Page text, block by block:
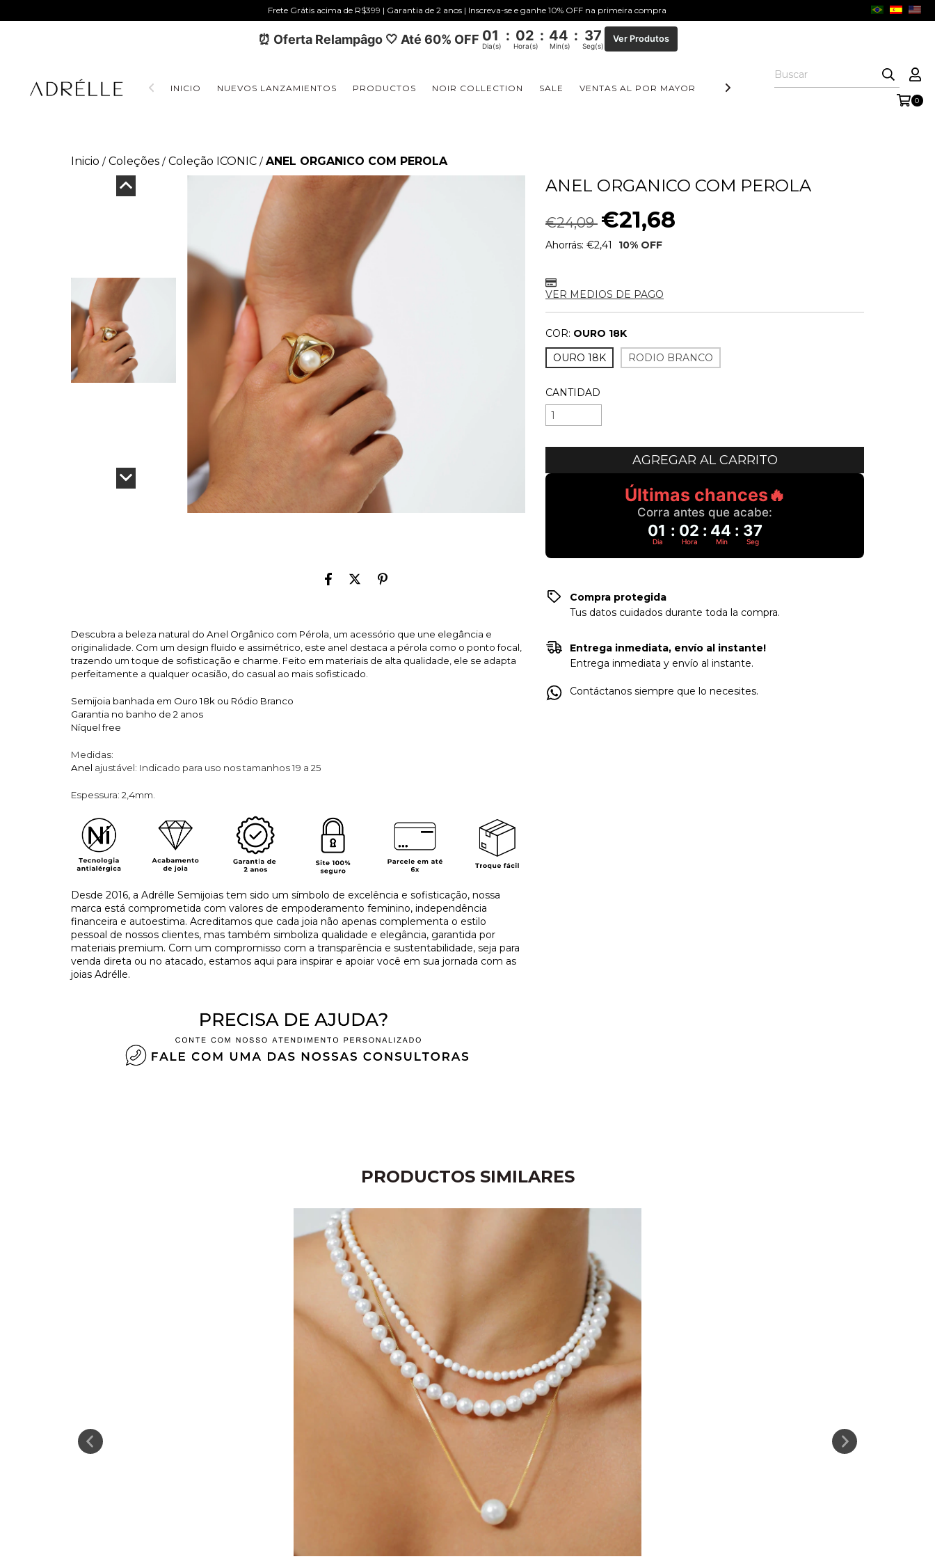
Frete Grátis acima de R$399 | Garantia de 2 anos | Inscreva-se e ganhe 10% OFF na primeira compra
⏰ Oferta Relampâgo 🤍 Até 60% OFF 01 : 02 : 44 : 36
Dia(s) Hora(s) Min(s) Seg(s)
Ver Produtos
INICIO NUEVOS LANZAMIENTOS PRODUCTOS NOIR COLLECTION SALE VENTAS AL POR MAYOR DIA DOS PAIS COLEÇÃO AURORA
0
Inicio / Coleções / Coleção ICONIC / ANEL ORGANICO COM PEROLA
Descubra a beleza natural do Anel Orgânico com Pérola, um acessório que une elegância e
originalidade. Com um design fluido e assimétrico, este anel destaca a pérola como o ponto focal,
trazendo um toque de sofisticação e charme. Feito em materiais de alta qualidade, ele se adapta
perfeitamente a qualquer ocasião, do casual ao mais sofisticado.
Semijoia banhada em Ouro 18k ou Ródio Branco
Garantia no banho de 2 anos
Níquel free
Medidas:
Anel ajustável: Indicado para uso nos tamanhos 19 a 25
Espessura: 2,4mm.
Desde 2016, a Adrélle Semijoias tem sido um símbolo de excelência e sofisticação, nossa
marca está comprometida com valores de empoderamento feminino, independência
financeira e autoestima. Acreditamos que cada joia não apenas complementa o estilo
pessoal de nossos clientes, mas também simboliza qualidade e elegância, garantida por
materiais premium. Com um compromisso com a transparência e sustentabilidade, seja para
venda direta ou no atacado, estamos aqui para inspirar e apoiar você em sua jornada com as
joias Adrélle.
ANEL ORGANICO COM PEROLA
€24,09 €21,68
Ahorrás: €2,41 10% OFF
VER MEDIOS DE PAGO
COR: OURO 18K
OURO 18K
RODIO BRANCO
CANTIDAD
Últimas chances🔥
Corra antes que acabe:
01 : 02 : 44 : 36
Dia Hora Min Seg
Compra protegida
Tus datos cuidados durante toda la compra.
Entrega inmediata, envío al instante!
Entrega inmediata y envío al instante.
Contáctanos siempre que lo necesites.
PRODUCTOS SIMILARES